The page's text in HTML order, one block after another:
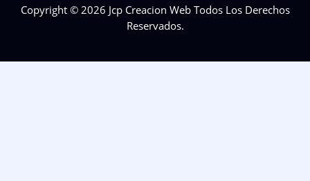
Copyright © 2026 Jcp Creacion Web Todos Los Derechos
Reservados.